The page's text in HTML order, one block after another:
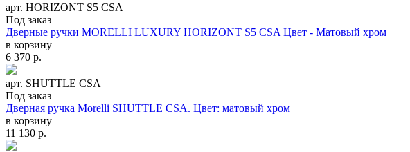
арт. HORIZONT S5 CSA
Под заказ
Дверные ручки MORELLI LUXURY HORIZONT S5 CSA Цвет - Матовый хром
в корзину
6 370 р.
арт. SHUTTLE CSA
Под заказ
Дверная ручка Morelli SHUTTLE CSA. Цвет: матовый хром
в корзину
11 130 р.